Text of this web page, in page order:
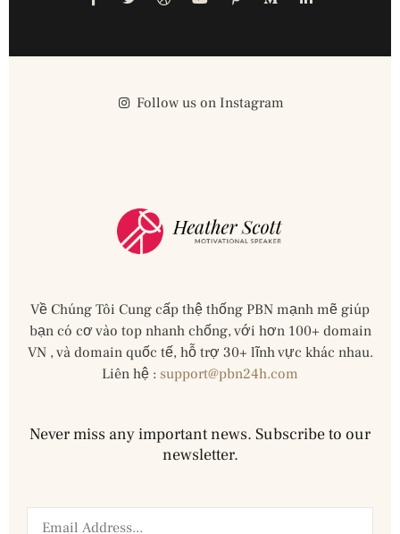
Follow us on Instagram
Về Chúng Tôi Cung cấp thệ thống PBN mạnh mẽ giúp
bạn có cơ vào top nhanh chống, với hơn 100+ domain
VN , và domain quốc tế, hỗ trợ 30+ lĩnh vực khác nhau.
Liên hệ : support@pbn24h.com
Never miss any important news. Subscribe to our
newsletter.